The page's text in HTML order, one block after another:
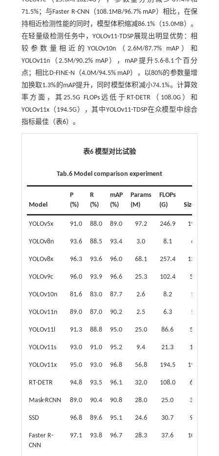
71.5%；与Faster R-CNN（108.1MB/96.7% mAP）相比，在保
持相近检测性能的同时，模型体积缩减86.1%（15.0MB）。
在轻量级检测任务中，YOLOv11-TDSP展现出明显优势：相
较参数量相近的YOLOv10n（2.6M/87.7% mAP）和
YOLOv11n（2.5M/90.2% mAP），mAP提升5.6-8.1个百分
点；相比D-FINE-N（4.0M/94.5% mAP），以80%的参数量增
加换取1.3%的mAP提升，同时模型体积减小74.1%。计算效
率方面，其25.5G FLOPs远低于RT-DETR（108.0G）和
YOLOv11x（194.5G），其中YOLOv11-TDSP在众模型中综合
指标最佳（表6）。
表6 模型对比试验
Tab.6 Model comparison experiment
Model
P
(%)
R
(%)
mAP
(%)
Params
(M)
FLOPs
(G)
Size/MB
YOLOv5x 91.0 88.0 89.0 97.2 246.9 195.0
YOLOv8n 93.6 88.5 93.4 3.0 8.1 6.3
YOLOv8x 96.3 93.6 96.0 68.1 257.4 136.8
YOLOv9c 96.0 93.9 96.6 25.3 102.4 51.6
YOLOv10n 81.6 83.0 87.7 2.6 8.2 5.8
YOLOv11n 89.0 87.0 90.2 2.5 6.3 5.5
YOLOv11l 91.3 88.8 95.0 25.0 86.6 50.0
YOLOv11s 93.0 91.0 95.2 9.4 21.3 19.2
YOLOv11x 95.0 93.0 96.8 56.8 194.5 194.5
RT-DETR 94.8 93.5 96.1 32.0 108.0 66.2
Mask-RCNN 89.0 90.4 90.8 28.0 25.0 30.0
SSD 96.8 89.6 95.1 24.6 30.7 94.1
Faster R-
CNN
97.1 93.8 96.7 28.3 37.6 108.1